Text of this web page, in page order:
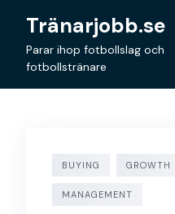
content
Tränarjobb.se
Parar ihop fotbollslag och
fotbollstränare
BUYING GROWTH
MANAGEMENT